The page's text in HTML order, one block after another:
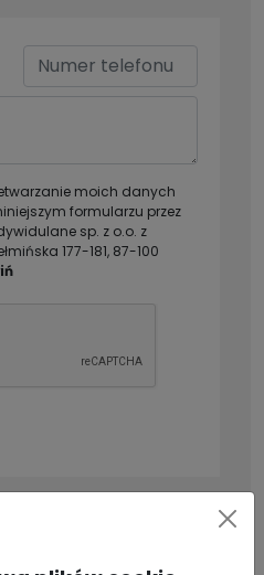
moich danych
formularzu przez
sp. z o.o. z
177-181, 87-100